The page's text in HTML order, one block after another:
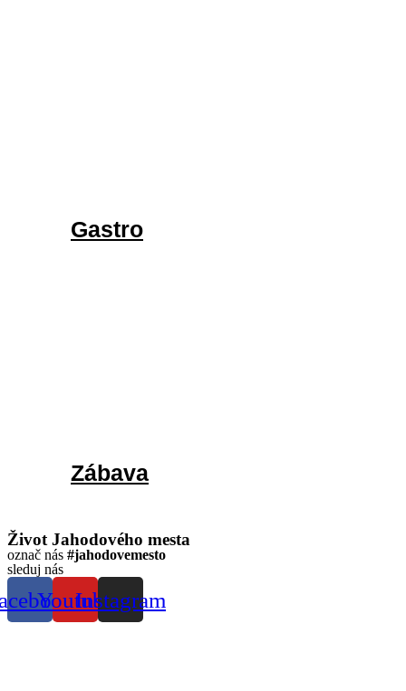
Gastro
Zábava
Život Jahodového mesta
označ nás #jahodovemesto
sleduj nás
YoutubeInstagram